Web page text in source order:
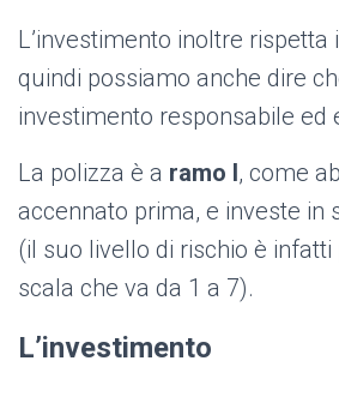
L’investimento inoltre rispetta i
quindi possiamo anche dire
investimento responsabile ed
La polizza è a ramo I, come
accennato prima, e investe in
(il suo livello di rischio è infatti
scala che va da 1 a 7).
L’investimento